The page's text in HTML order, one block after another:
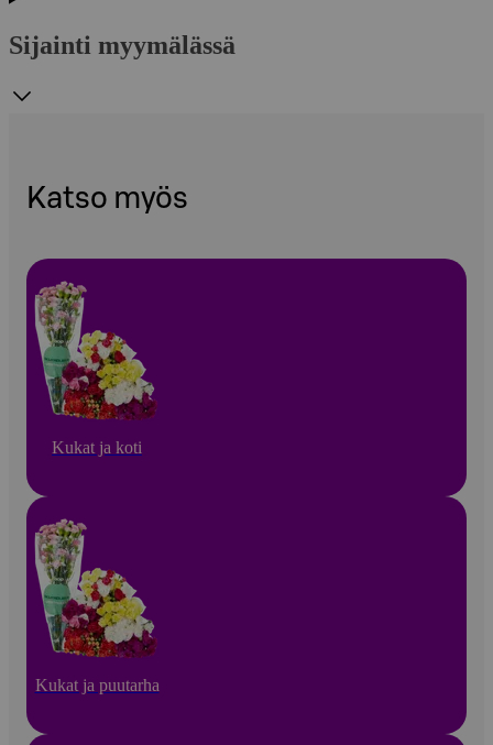
Sijainti myymälässä
Katso myös
Kukat ja koti
Kukat ja puutarha